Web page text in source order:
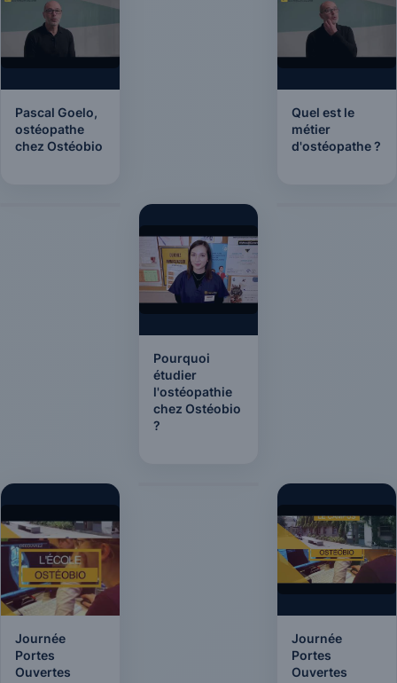
Pascal Goelo,
ostéopathe
chez Ostéobio
Quel est le
métier
d'ostéopathe ?
Pourquoi
étudier
l'ostéopathie
chez Ostéobio
?
Journée
Portes
Ouvertes
Journée
Portes
Ouvertes